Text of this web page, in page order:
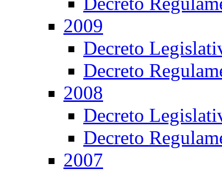
2009
Decreto
Decreto
2008
Decreto
Decreto
2007